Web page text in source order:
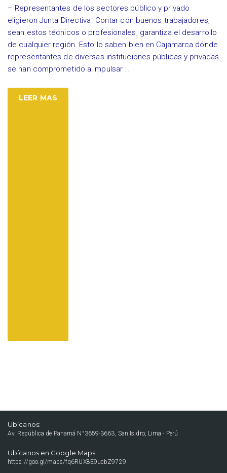
– Representantes de los sectores público y privado
eligieron Junta Directiva. Contar con buenos trabajadores,
sean estos técnicos o profesionales, garantiza el desarrollo
de cualquier región. Esto lo saben bien en Cajamarca dónde
representantes de diversas instituciones públicas y privadas
se han comprometido a impulsar …
LEER MAS
Ubícanos:
Av. República de Panamá N°3659-3663, San Isidro, Lima - Perú
Ubícanos en Google Maps:
https://goo.gl/maps/fq6RUX8E9ucbZ9729